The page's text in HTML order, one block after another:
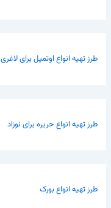
طرز تهیه انواع اوتمیل برای لاغری
طرز تهیه انواع حریره برای نوزاد
طرز تهیه انواع بورک